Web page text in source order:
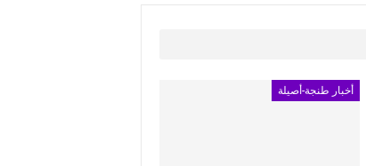
أخبار طنجة-أصيلة